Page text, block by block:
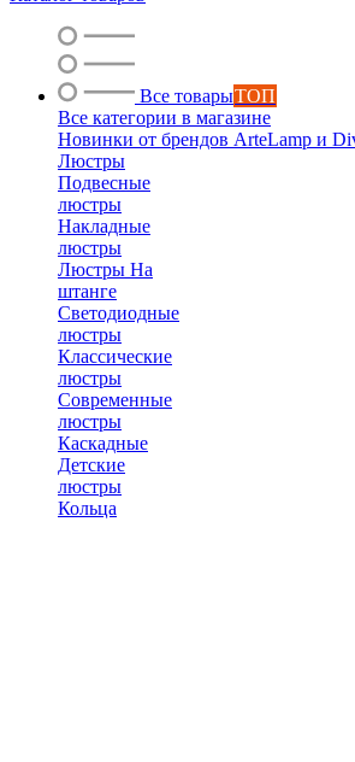
Все товарыТОП
Все категории в магазине
Новинки от брендов ArteLamp и
Люстры
Подвесные
люстры
Накладные
люстры
Люстры На
штанге
Светодиодные
люстры
Классические
люстры
Современные
люстры
Каскадные
Детские
люстры
Кольца